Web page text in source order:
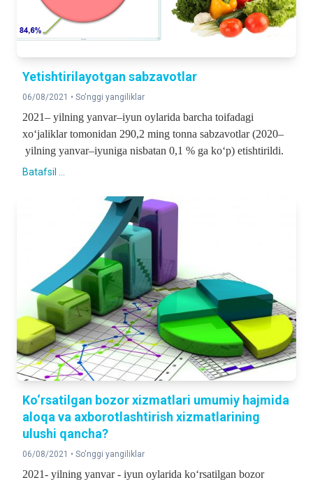
Yetishtirilayotgan sabzavotlar
06/08/2021 • So'nggi yangiliklar
2021– yilning yanvar–iyun oylarida barcha toifadagi
xo‘jaliklar tomonidan 290,2 ming tonna sabzavotlar (2020–
yilning yanvar–iyuniga nisbatan 0,1 % ga ko‘p) etishtirildi.
Batafsil ...
Ko‘rsatilgan bozor xizmatlari umumiy hajmida
aloqa va axborotlashtirish xizmatlarining
ulushi qancha?
06/08/2021 • So'nggi yangiliklar
2021- yilning yanvar - iyun oylarida ko‘rsatilgan bozor